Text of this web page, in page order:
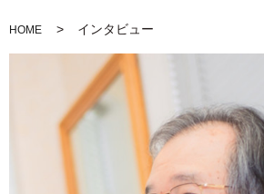
HOME インタビュー